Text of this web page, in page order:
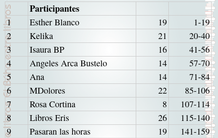
Participantes
1 Esther Blanco 19
1-19
2
Kelika 21
20-40
3
Isaura BP 16
41-56
4
Angeles Arca Bustelo 14
57-70
5
Ana 14
71-84
6
MDolores 22
85-106
7
Rosa Cortina 8
107-114
8
Libros Eris 26
115-140
9
Pasaran las horas 19
141-159